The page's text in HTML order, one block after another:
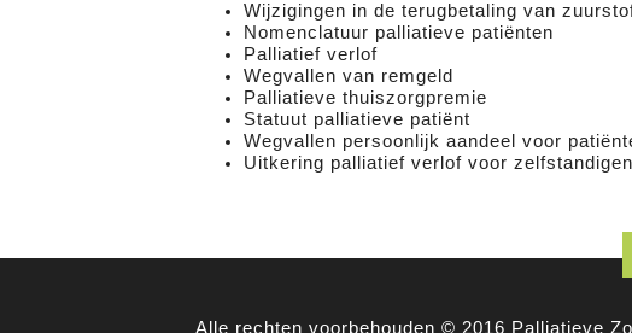
Wijzigingen in de terugbetaling van
Nomenclatuur palliatieve patiënten
Palliatief verlof
Wegvallen van remgeld
Palliatieve thuiszorgpremie
Statuut palliatieve patiënt
Wegvallen persoonlijk aandeel voor
Uitkering palliatief verlof voor zelfstandigen
Alle rechten voorbehouden © 2016 Palliatieve